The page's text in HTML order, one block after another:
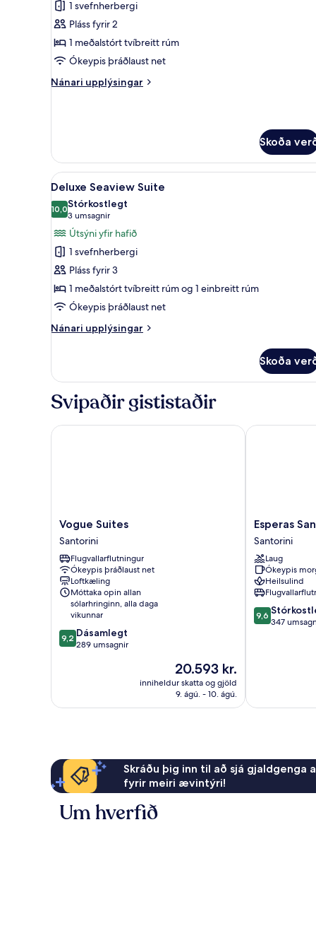
myndir
fyrir
Deluxe
Double
Room
with
1 svefnherbergi
Pláss fyrir 2
1 meðalstórt tvíbreitt rúm
Ókeypis þráðlaust net
Nánari upplýsingar
Nánari
with
Balcony
Skoða
Skoða
allar
myndir
fyrir
Deluxe
Seaview
Suite
Deluxe Seaview Suite |
17
Deluxe Seaview Suite
10,010,0 af 10
Stórkostlegt
3 umsagnir
(3
umsagnir)
Útsýni yfir hafið
1 svefnherbergi
Pláss fyrir 3
1 meðalstórt tvíbreitt rúm og 1 einbreitt rúm
Ókeypis þráðlaust net
Nánari upplýsingar
Nánari
Seaview
Skoða
Svipaðir gististaðir
Vogue
Suites
Santorini
Vogue Suites
Santorini
Flugvallarflutningur
Ókeypis þráðlaust net
Loftkæling
Móttaka opin allan
sólarhringinn, alla daga
vikunnar
9.2
af
9,2 Dásamlegt
289 umsagnir
Verðið
er
20.593 kr.
20.593 kr.
inniheldur skatta og gjöld
9. ágú. - 10. ágú.
Vogue Suites
Esperas
Santorini
Santorini
Esperas
Santorini
Laug
Ókeypis
Heilsulind
9.6
af
9,6
347
Esperas
Skráðu þig inn til að sjá
fyrir meiri ævintýri!
Um hverfið